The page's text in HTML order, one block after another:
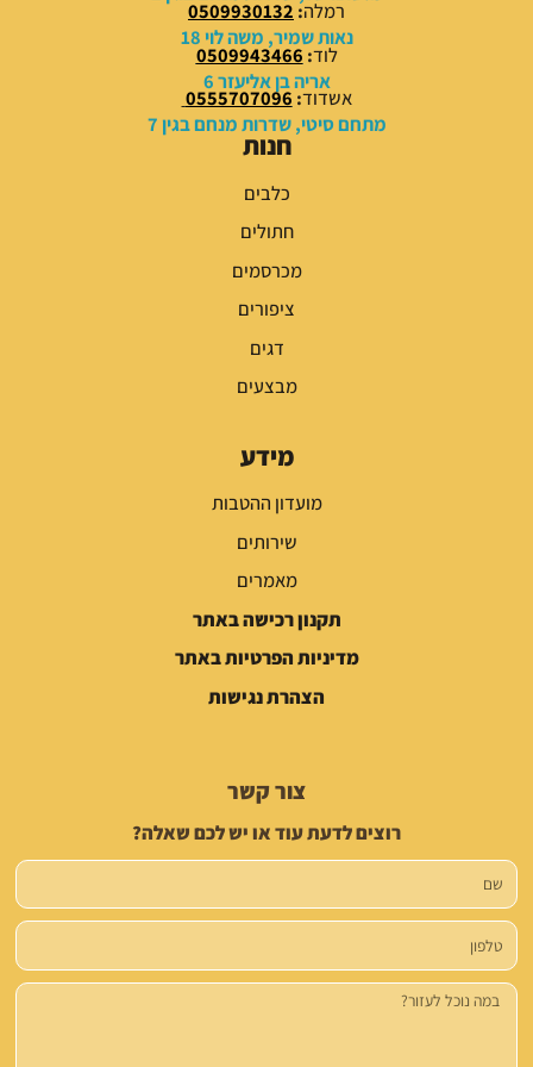
₪
.
₪
.
רמלה:
0509930132
נאות שמיר, משה לוי 18
לוד:
0509943466
אריה בן אליעזר 6
אשדוד:
0555707096
מתחם סיטי, שדרות מנחם בגין 7
חנות
כלבים
חתולים
מכרסמים
ציפורים
דגים
מבצעים
מידע
מועדון ההטבות
שירותים
מאמרים
תקנון רכישה באתר
מדיניות הפרטיות באתר
הצהרת נגישות
צור קשר
רוצים לדעת עוד או יש לכם שאלה?
שם
טלפון
הודעה